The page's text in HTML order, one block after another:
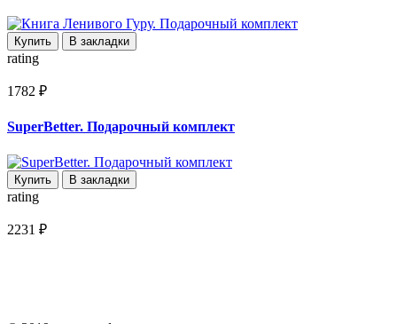
Купить В закладки
rating
1782 ₽
SuperBetter. Подарочный комплект
Купить В закладки
rating
2231 ₽